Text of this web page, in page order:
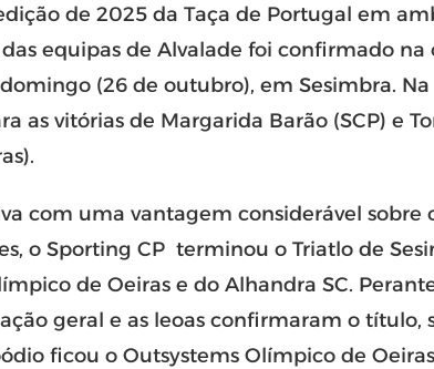
de 2025 da Taça de Portugal em
equipas de Alvalade foi confirmado na
(26 de outubro), em Sesimbra. Na
as vitórias de Margarida Barão (SCP) e
com uma vantagem considerável sobre
o Sporting CP terminou o Triatlo de
de Oeiras e do Alhandra SC.
geral e as leoas confirmaram o título,
ficou o Outsystems Olímpico de